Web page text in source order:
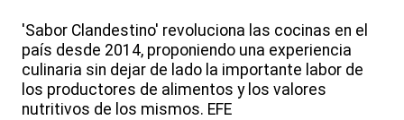
'Sabor Clandestino' revoluciona las cocinas en el
país desde 2014, proponiendo una experiencia
culinaria sin dejar de lado la importante labor de
los productores de alimentos y los valores
nutritivos de los mismos. EFE